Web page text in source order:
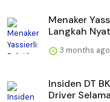
Menaker
Langkah
3 months ago
Insiden DT
Driver